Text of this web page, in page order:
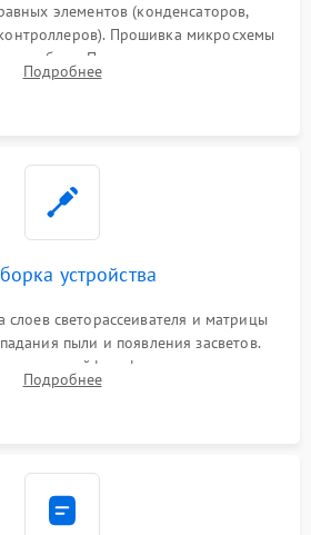
элементов (конденсаторов,
Прошивка микросхемы
сбоях. При поломке подсветки —
замена выгоревших светодиодов.
Подробнее
устройства
светорассеивателя и матрицы
пыли и появления засветов.
шлейфов, фиксация плат и
пластикового корпуса монитора.
Подробнее